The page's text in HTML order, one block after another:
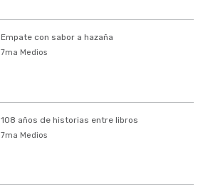
Empate con sabor a hazaña
7ma Medios
108 años de historias entre libros
7ma Medios